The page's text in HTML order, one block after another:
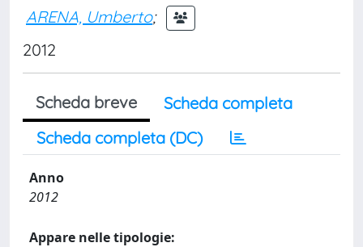
ARENA, Umberto;
2012
Scheda breve
Scheda completa
Scheda completa (DC)
Anno
2012
Appare nelle tipologie: